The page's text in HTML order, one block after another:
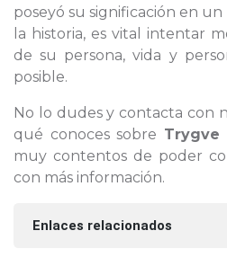
poseyó su significación en
la historia, es vital intentar
de su persona, vida y
posible.
No lo dudes y contacta con
qué conoces sobre Trygve
muy contentos de poder
con más información.
Enlaces relacionados